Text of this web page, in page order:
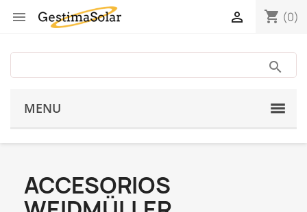
 shopping_cart (0)

MENU
ACCESORIOS